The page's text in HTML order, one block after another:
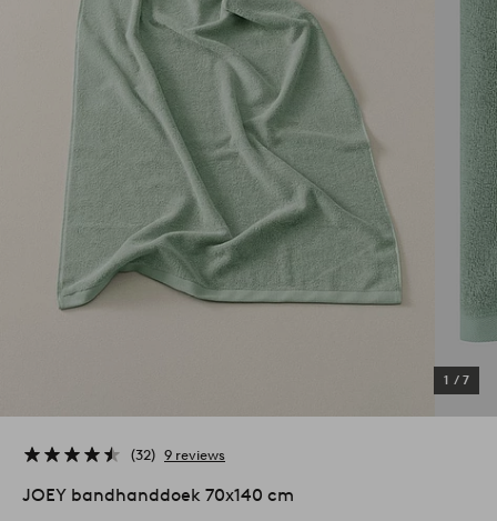
1 / 7
32 9 reviews
JOEY bandhanddoek 70x140 cm